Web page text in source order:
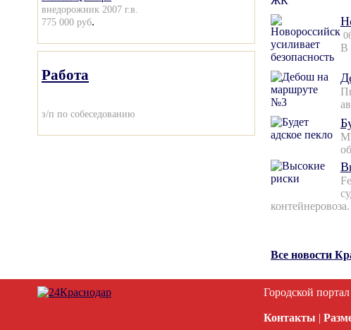
внедорожник 2007 г.в.
775 000 руб.
Работа
з/п по собеседованию
В
контейнеровоза.
Все новости
Городской
Контакты |